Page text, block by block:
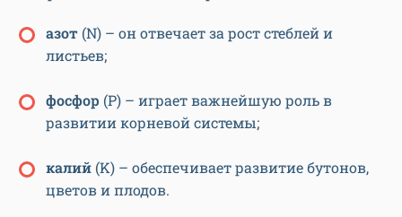
азот (N) – он отвечает за рост стеблей и
листьев;
фосфор (P) – играет важнейшую роль в
развитии корневой системы;
калий (K) – обеспечивает развитие бутонов,
цветов и плодов.